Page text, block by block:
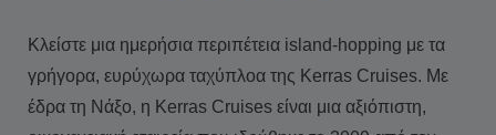
Κλείστε μια ημερήσια περιπέτεια island-hopping με τα
γρήγορα, ευρύχωρα ταχύπλοα της Kerras Cruises. Με
έδρα τη Νάξο, η Kerras Cruises είναι μια αξιόπιστη,